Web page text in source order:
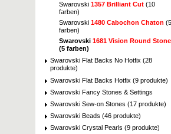
Swarovski 1357 Brilliant Cut (10
farben)
Swarovski 1480 Cabochon Chaton (5
farben)
Swarovski 1681 Vision Round Stone
(5 farben)
Swarovski Flat Backs No Hotfix (28
produkte)
Swarovski Flat Backs Hotfix (9 produkte)
Swarovski Fancy Stones & Settings
Swarovski Sew-on Stones (17 produkte)
Swarovski Beads (46 produkte)
Swarovski Crystal Pearls (9 produkte)